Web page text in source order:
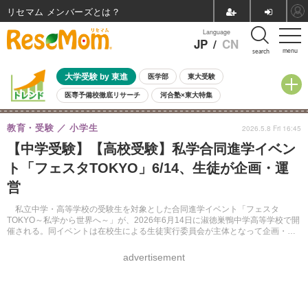
menu
Language
JP / CN search
大学受験 by 東進 医学部 東大受験
医専予備校徹底リサーチ 河合塾×東大特集
親子で考える大学選び 高校受験 中学受験 小学校受験
共通テスト 夏休み
8月開催イベント・WS 全国公立高校 過去問 人気記事
自由研究教材（小学生向け） 自由研究教材（中学生向け） ランキング
【中学受験】【高校受験】私学合同進学イベン
ト「フェスタTOKYO」6/14、生徒が企画・運
営
私立中学・高等学校の受験生を対象とした合同進学イベント「フェスタ
TOKYO～私学から世界へ～」が、2026年6月14日に淑徳巣鴨中学高等学校で開
催される。同イベントは在校生による生徒実行委員会が主体となって企画・運
教育・受験 小学生
advertisement
2026.5.8 Fri 16:45
リセマム メンバーズ